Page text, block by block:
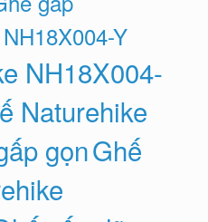
Y
NH18X004-
Naturehike
gọnGhế